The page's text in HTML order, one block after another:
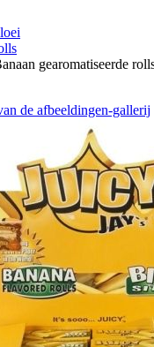
gearomatiseerde
de afbeeldingen-gallerij